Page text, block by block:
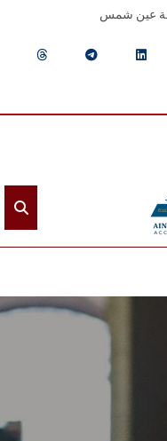
عين شمس
القطاعـات